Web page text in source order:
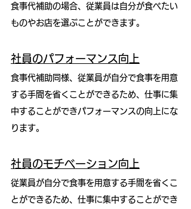
食事代補助の場合、従業員は自分が食べたい
ものやお店を選ぶことができます。
社員のパフォーマンス向上
食事代補助同様、従業員が自分で食事を用意
する手間を省くことができるため、仕事に集
中することができパフォーマンスの向上にな
ります。
社員のモチベーション向上
従業員が自分で食事を用意する手間を省くこ
とができるため、仕事に集中することができ